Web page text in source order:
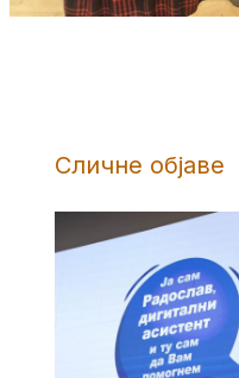
Сличне објаве